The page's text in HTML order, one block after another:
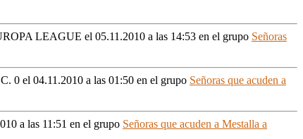
LEAGUE el 05.11.2010 a las 14:53 en el grupo Señoras
0 el 04.11.2010 a las 01:50 en el grupo Señoras que acuden a
a las 11:51 en el grupo Señoras que acuden a Mestalla a